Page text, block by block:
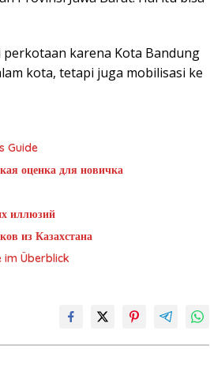
karena Kota Bandung
kota, tetapi juga mobilisasi ke
Guide
оценка для новичка
иллюзий
из Казахстана
im Überblick